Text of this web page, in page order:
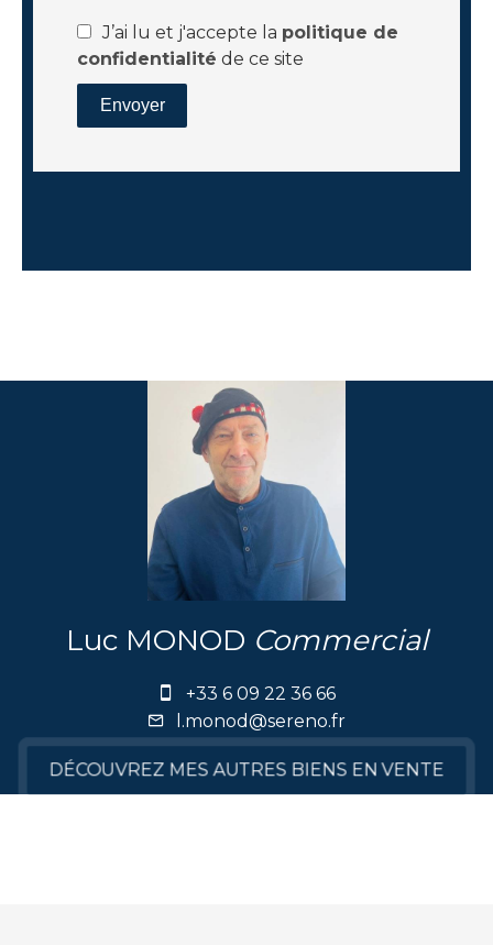
J’ai lu et j'accepte la politique de
confidentialité de ce site
Envoyer
Luc MONOD Commercial
+33 6 09 22 36 66
l.monod@sereno.fr
DÉCOUVREZ MES AUTRES BIENS EN VENTE